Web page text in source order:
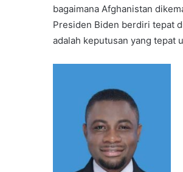
bagaimana Afghanistan
Presiden Biden berdiri tepat
adalah keputusan yang tepat